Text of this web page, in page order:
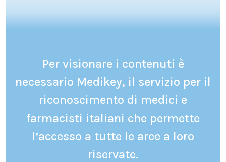
Per visionare i contenuti è
necessario Medikey, il servizio per il
riconoscimento di medici e
farmacisti italiani che permette
l’accesso a tutte le aree a loro
riservate.